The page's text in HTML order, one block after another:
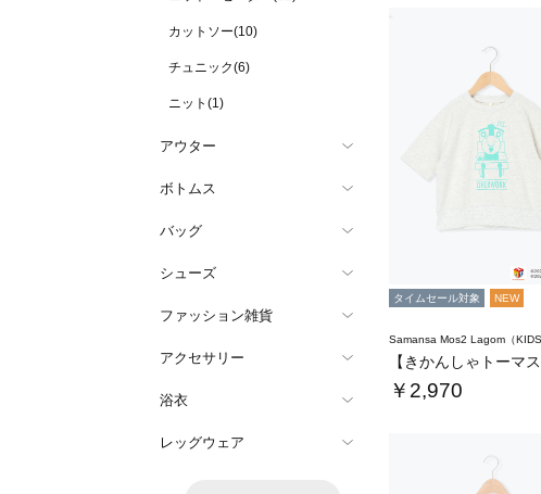
カットソー(10)
チュニック(6)
ニット(1)
アウター
ボトムス
バッグ
シューズ
ファッション雑貨
アクセサリー
浴衣
レッグウェア
タイムセール対象 NEW
Samansa Mos2 Lagom（KIDS
￥2,970